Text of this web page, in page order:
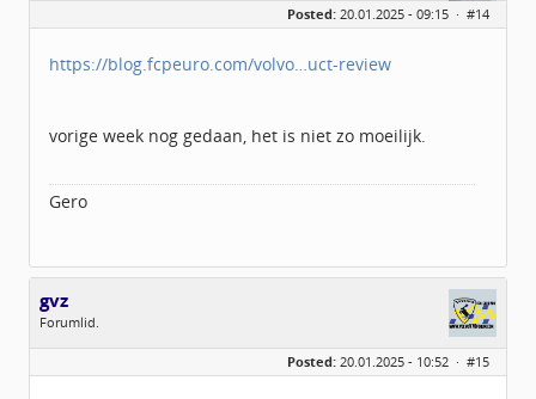
Berichten:
559
Posted: 20.01.2025 - 09:15 · #14
https://blog.fcpeuro.com/volvo…uct-review
vorige week nog gedaan, het is niet zo moeilijk.
Gero
gvz
Forumlid.
Geslacht:
Leeftijd:
73
Posted: 20.01.2025 - 10:52 · #15